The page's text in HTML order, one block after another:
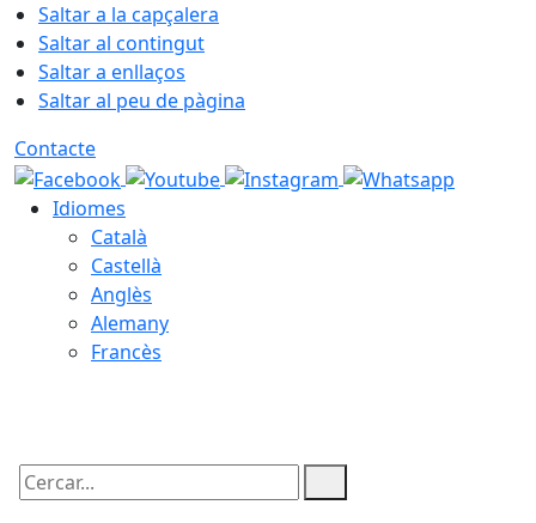
Saltar a la capçalera
Saltar al contingut
Saltar a enllaços
Saltar al peu de pàgina
Contacte
Idiomes
Català
Castellà
Anglès
Alemany
Francès
Cercar: